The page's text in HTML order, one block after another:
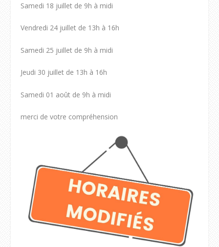
Samedi 18 juillet de 9h à midi
Vendredi 24 juillet de 13h à 16h
Samedi 25 juillet de 9h à midi
Jeudi 30 juillet de 13h à 16h
Samedi 01 août de 9h à midi
merci de votre compréhension